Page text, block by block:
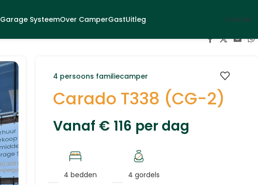
Garage SysteemOver CamperGastUitleg Contact
4 persoons familiecamper
Carado T338 (CG-2)
Vanaf € 116 per dag
4 bedden 4 gordels